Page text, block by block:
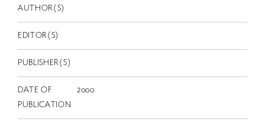
AUTHOR(S)
EDITOR(S)
PUBLISHER(S)
DATE OF
PUBLICATION
2000